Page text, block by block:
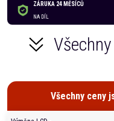
ZÁRUKA 24 MĚSÍCŮ
NA DÍL
Všechny ceny